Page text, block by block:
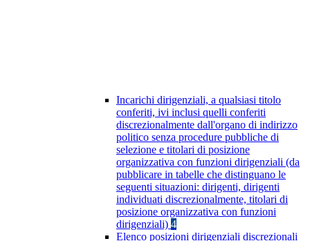
Incarichi dirigenziali, a qualsiasi titolo
conferiti, ivi inclusi quelli conferiti
discrezionalmente dall'organo di indirizzo
politico senza procedure pubbliche di
selezione e titolari di posizione
organizzativa con funzioni dirigenziali (da
pubblicare in tabelle che distinguano le
seguenti situazioni: dirigenti, dirigenti
individuati discrezionalmente, titolari di
posizione organizzativa con funzioni
dirigenziali) 4
Elenco posizioni dirigenziali discrezionali